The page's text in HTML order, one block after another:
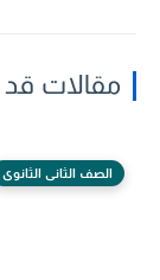
مقالات
الصف الثانى الثانوى